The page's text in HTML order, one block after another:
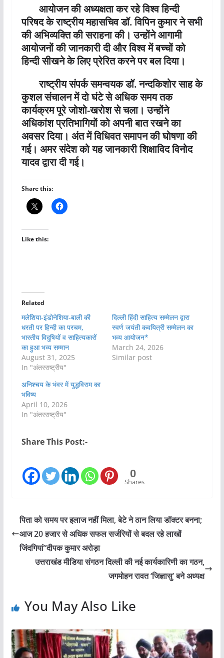
आयोजन की अध्यक्षता कर रहे विश्व हिन्दी
परिषद के राष्ट्रीय महासचिव डॉ. विपिन कुमार ने सभी
की अभिव्यक्ति की सराहना की। उन्होंने आगामी
आयोजनों की जानकारी दी और विश्व में बच्चों को
हिन्दी सीखने के लिए प्रेरित करने पर बल दिया।
राष्ट्रीय संपर्क समन्वयक डॉ. नन्दकिशोर साह के
कुशल संचालन में दो घंटे से अधिक समय तक
कार्यक्रम पूरे जोशो-खरोश से चला। उन्होंने
अधिकांश प्रतिभागियों को अपनी बात रखने का
अवसर दिया। अंत में विधिवत समापन की घोषणा की
गई। अमर संदेश को यह जानकारी शिक्षाविद विनोद
यादव द्वारा दी गई।
Share this:
Like this:
Related
मलेशिया-इंडोनेशिया-बाली की
धरती पर हिन्दी का परचम,
भारतीय विदुषियों व साहित्यकारों
का हुआ भव्य सम्मान
August 31, 2025
In "अंतरराष्ट्रीय"
दिल्ली हिंदी साहित्य सम्मेलन द्वारा
स्वर्ण जयंती कवयित्री सम्मेलन का
भव्य आयोजन*
March 24, 2026
Similar post
अनिश्चय के भंवर में युद्धविराम का
भविष्य
April 10, 2026
In "अंतरराष्ट्रीय"
Share This Post:-
0
Shares
पिता को समय पर इलाज नहीं मिला, बेटे ने ठान लिया डॉक्टर बनना;
आज 20 हजार से अधिक सफल सर्जरियों से बदल रहे लाखों
जिंदगियां”दीपक कुमार अरोड़ा
उत्तराखंड मीडिया संगठन दिल्ली की नई कार्यकारिणी का गठन,
जगमोहन रावत ‘जिज्ञासु’ बने अध्यक्ष
You May Also Like